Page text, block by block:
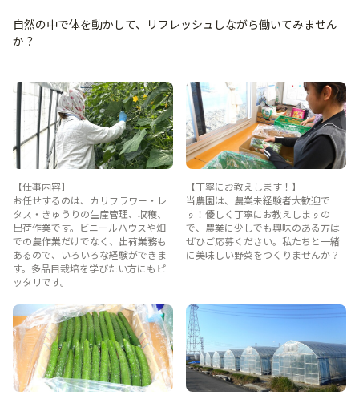
自然の中で体を動かして、リフレッシュしながら働いてみません
か？
【仕事内容】
お任せするのは、カリフラワー・レ
タス・きゅうりの生産管理、収穫、
出荷作業です。ビニールハウスや畑
での農作業だけでなく、出荷業務も
あるので、いろいろな経験ができま
す。多品目栽培を学びたい方にもピ
ッタリです。
【丁寧にお教えします！】
当農園は、農業未経験者大歓迎で
す！優しく丁寧にお教えしますの
で、農業に少しでも興味のある方は
ぜひご応募ください。私たちと一緒
に美味しい野菜をつくりませんか？